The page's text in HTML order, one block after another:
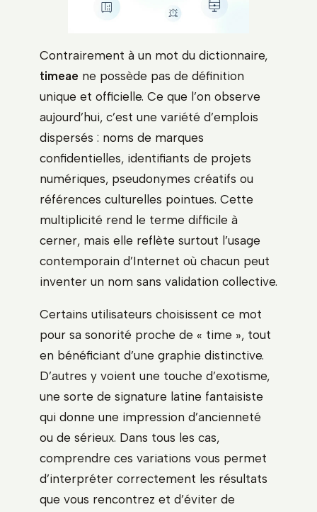
Contrairement à un mot du dictionnaire,
timeae ne possède pas de définition
unique et officielle. Ce que l’on observe
aujourd’hui, c’est une variété d’emplois
dispersés : noms de marques
confidentielles, identifiants de projets
numériques, pseudonymes créatifs ou
références culturelles pointues. Cette
multiplicité rend le terme difficile à
cerner, mais elle reflète surtout l’usage
contemporain d’Internet où chacun peut
inventer un nom sans validation collective.
Certains utilisateurs choisissent ce mot
pour sa sonorité proche de « time », tout
en bénéficiant d’une graphie distinctive.
D’autres y voient une touche d’exotisme,
une sorte de signature latine fantaisiste
qui donne une impression d’ancienneté
ou de sérieux. Dans tous les cas,
comprendre ces variations vous permet
d’interpréter correctement les résultats
que vous rencontrez et d’éviter de